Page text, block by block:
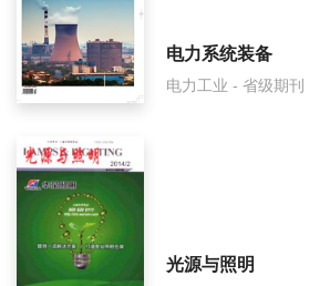
电气试验面费如何收取？
电气试验是什么级别刊物？
电气试验审稿要多久？
电气试验是国家级期刊吗？
电力系统装备
电力工业 - 省级期刊
光源与照明